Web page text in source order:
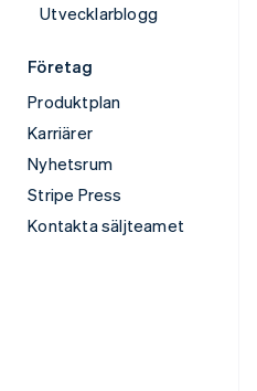
Utvecklarblogg
Företag
Produktplan
Karriärer
Nyhetsrum
Stripe Press
Kontakta säljteamet